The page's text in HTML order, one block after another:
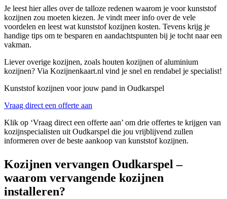
Je leest hier alles over de talloze redenen waarom je voor kunststof
kozijnen zou moeten kiezen. Je vindt meer info over de vele
voordelen en leest wat kunststof kozijnen kosten. Tevens krijg je
handige tips om te besparen en aandachtspunten bij je tocht naar een
vakman.
Liever overige kozijnen, zoals houten kozijnen of aluminium
kozijnen? Via Kozijnenkaart.nl vind je snel en rendabel je specialist!
Kunststof kozijnen voor jouw pand in Oudkarspel
Vraag direct een offerte aan
Klik op ‘Vraag direct een offerte aan’ om drie offertes te krijgen van
kozijnspecialisten uit Oudkarspel die jou vrijblijvend zullen
informeren over de beste aankoop van kunststof kozijnen.
Kozijnen vervangen Oudkarspel –
waarom vervangende kozijnen
installeren?